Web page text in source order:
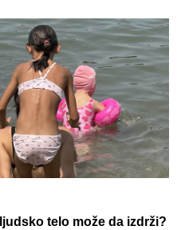
jednom ode, teško se